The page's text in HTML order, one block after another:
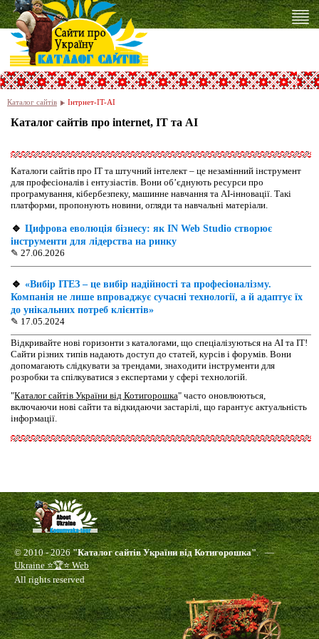
Каталог сайтів Інтрнет-IT-AI
Каталог сайтів про internet, IT та AI
Каталоги сайтів про IT та штучний інтелект – це незамінний інструмент
для професіоналів і ентузіастів. Вони об’єднують ресурси про
програмування, кібербезпеку, машинне навчання та AI-інновації. Такі
платформи, пропонують новини, огляди та навчальні матеріали.
🔹 Цифрова еволюція бізнесу: як IN Web Studio створює
інструменти для лідерства на ринку
✎ 27.06.2026
🔹 «Вибір ІТЕЗ – це вибір надійності та професіоналізму.
Компанія не лише впроваджує сучасні технології, а й адаптує їх
до унікальних потреб клієнтів»
✎ 17.05.2024
Відкривайте нові горизонти з каталогами, що спеціалізуються на AI та IT!
Сайти різних типів надають доступ до статей, курсів і форумів. Вони
допомагають слідкувати за трендами, знаходити інструменти для
розробки та спілкуватися з експертами у сфері технологій.
"Каталог сайтів України від Котигорошка" часто оновлюються,
включаючи нові сайти та відкидаючи застарілі, що гарантує актуальність
інформації.
© 2010 - 2026"Каталог сайтів України від Котигорошка". —
Ukraine ⭐🏆⭐ Web
All rights reserved